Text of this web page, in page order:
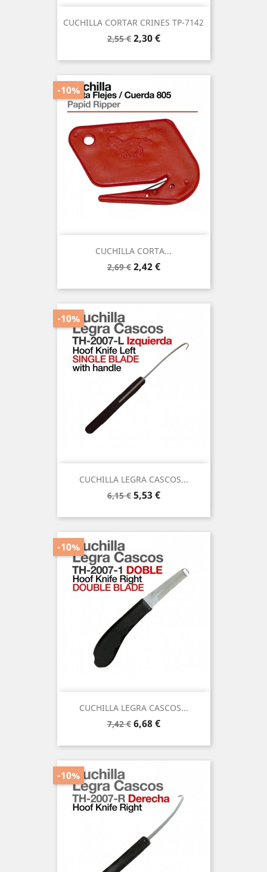
CUCHILLA CORTAR CRINES TP-7142
Precio
2,55 € Precio
2,30 €
CUCHILLA CORTA...
Precio
2,69 €
-10%
Precio
2,42 €
CUCHILLA LEGRA CASCOS...
Precio
6,15 €
-10%
Precio
5,53 €
CUCHILLA LEGRA CASCOS...
Precio
7,42 €
-10%
Precio
6,68 €
-10%